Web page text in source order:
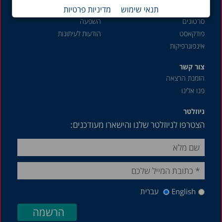
תנאי שימוש מדיניות פרטיות
סרטונים
פודקאסט
אינפוגרפיקות
אירועים
השפעה
הודעות לעיתונות
צור קשר
הזמנת הרצאה
פנו אלינו
ניוזלטר
הצטרפו לניוזלטר שלנו והישארו מעודכנים:
English עברית